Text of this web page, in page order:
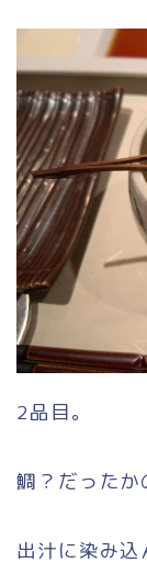
2品目。
鯛？だったか
出汁に染み込